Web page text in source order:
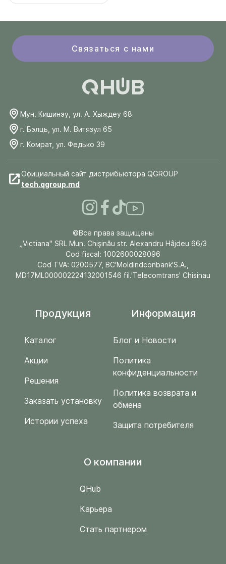
Связаться с нами
Мун. Кишинэу, ул. А. Хыждеу 68
г. Бэлць, ул. М. Витязул 65
г. Комрат, ул. Федько 39
Официальный сайт дистрибьютора QGROUP
tech.qgroup.md
©Все права защищены
„Victiana" SRL Mun. Chişinău str. Alexandru Hâjdeu 66/3
Cod fiscal: 1002600028096
Cod TVA: 0200577, BC'Moldindconbank'S.A.,
MD17ML000002224132001546 fil.'Telecomtrans' Chisinau
Продукция
Каталог
Акции
Решения
Заказать установку
Истории успеха
Информация
Блог и Новости
Политика
конфиденциальности
Политика возврата и
обмена
Защита потребителя
O компании
QHub
Карьера
Стать партнером